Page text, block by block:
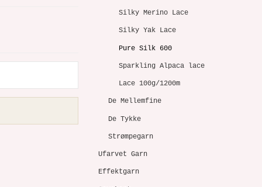
Silky Merino Lace
Silky Yak Lace
Pure Silk 600
Sparkling Alpaca lace
Lace 100g/1200m
De Mellemfine
De Tykke
Strømpegarn
Ufarvet Garn
Effektgarn